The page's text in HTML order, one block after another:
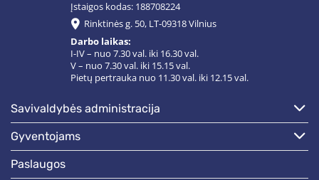
Įstaigos kodas: 188708224
Rinktinės g. 50, LT-09318 Vilnius
Darbo laikas:
I-IV – nuo 7.30 val. iki 16.30 val.
V – nuo 7.30 val. iki 15.15 val.
Pietų pertrauka nuo 11.30 val. iki 12.15 val.
savivaldybės administracija
gyventojams
paslaugos